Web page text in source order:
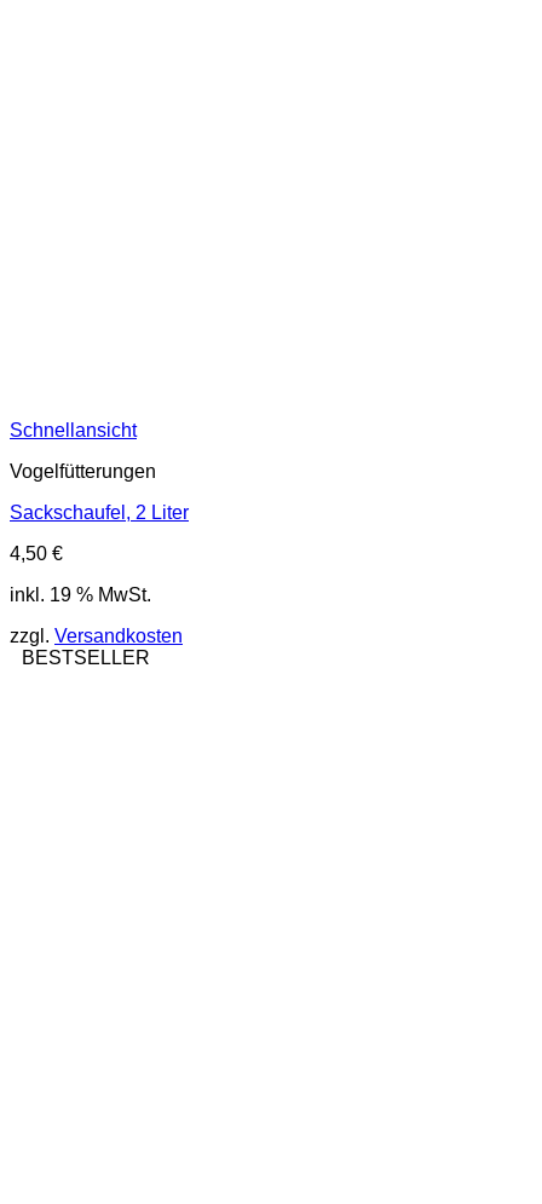
Schnellansicht
Vogelfütterungen
Sackschaufel, 2 Liter
4,50 €
inkl. 19 % MwSt.
zzgl. Versandkosten
BESTSELLER